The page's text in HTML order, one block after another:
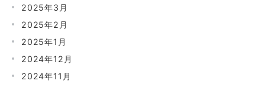
2025年3月
2025年2月
2025年1月
2024年12月
2024年11月